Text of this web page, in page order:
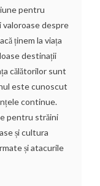
pentru
valoroase despre
ținem la viața
destinații
călătorilor sunt
este cunoscut
continue.
pentru străini
și cultura
și atacurile